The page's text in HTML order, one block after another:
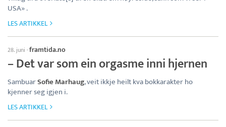
USA» .
LES ARTIKKEL
28. juni ·framtida.no
– Det var som ein orgasme inni hjernen
SambuarSofie Marhaug, veit ikkje heilt kva bokkarakter ho
kjenner seg igjen i.
LES ARTIKKEL